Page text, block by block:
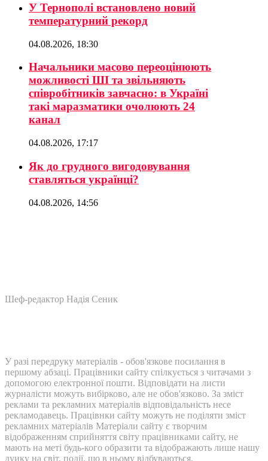
У Тернополі встановлено новий
температурний рекорд
04.08.2026, 18:30
Начальники масово переоцінюють
можливості ШІ та звільняють
співробітників завчасно: в Україні
такі маразматики очолюють 24
канал
04.08.2026, 17:17
Як до грудного вигодовування
ставляться українці?
04.08.2026, 14:56
Шеф-редактор Надія Сеник
У разі передруку матеріалів - обов'язкове посилання в
першому абзаці. Працівники сайту спілкується з читачами з
допомогою електронної пошти. Відповідати на листи
журналісти можуть вибірково, але не обов'язково. За зміст
реклами та рекламних матеріалів відповідальність несе
рекламодавець. Працівнки сайту можуть не поділяти зміст
рекламних матеріалів Матеріали сайту є творчим
відображенням сприйняття світу працівниками сайту, не
мають на меті будь-кого образити та відображають лише нашу
дуику на світ, події, що в ньому відбуваються.